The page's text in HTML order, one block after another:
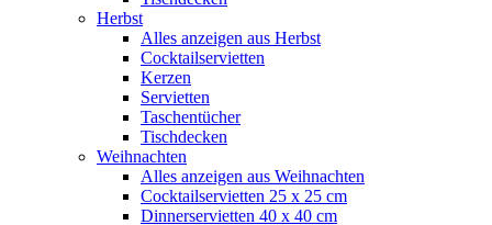
Herbst
Alles anzeigen aus Herbst
Cocktailservietten
Kerzen
Servietten
Taschentücher
Tischdecken
Weihnachten
Alles anzeigen aus Weihnachten
Cocktailservietten 25 x 25 cm
Dinnerservietten 40 x 40 cm